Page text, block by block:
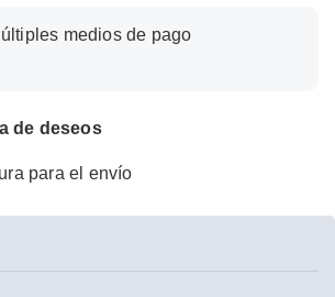
medios de pago
de deseos
para el envío